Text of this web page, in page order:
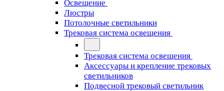
Освещение
Люстры
Потолочные светильники
Трековая система освещения
Трековая система освещения
Аксессуары и крепление трековых
светильников
Подвесной трековый светильник